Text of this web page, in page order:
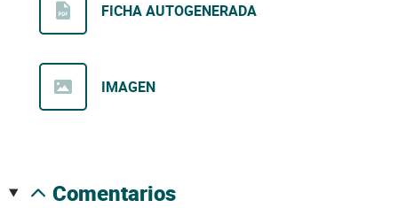
FICHA AUTOGENERADA
IMAGEN
comentarios